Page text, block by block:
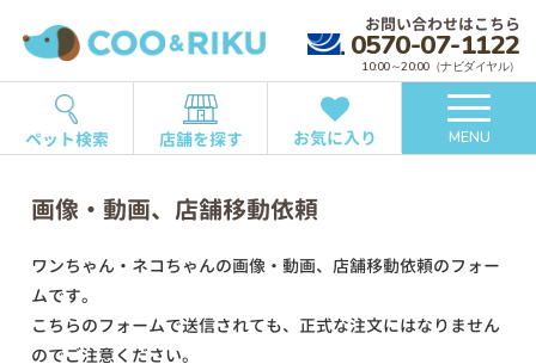
お問い合わせはこちら
0570-07-1122
10:00～20:00（ナビダイヤル）
ペット検索 店舗を探す お気に入り MENU
画像・動画、店舗移動依頼
ワンちゃん・ネコちゃんの画像・動画、店舗移動依頼のフォー
ムです。
こちらのフォームで送信されても、正式な注文にはなりません
のでご注意ください。